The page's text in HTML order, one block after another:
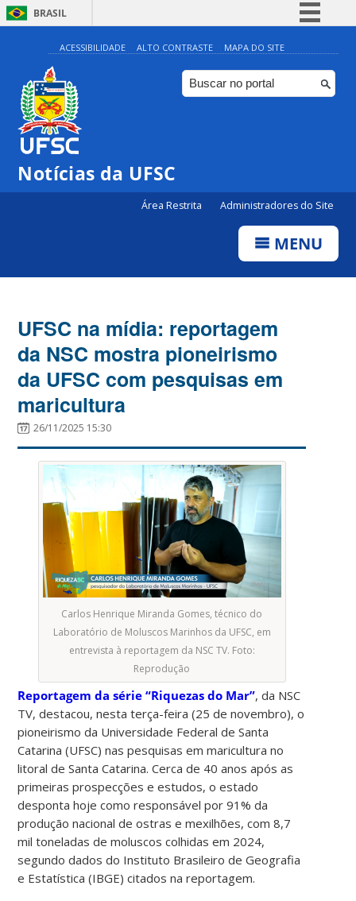
BRASIL
Simplifique!
Comunica BR
Participe
ACESSIBILIDADE ALTO CONTRASTE MAPA DO SITE
Notícias da UFSC
Área Restrita Administradores do Site
MENU
UFSC na mídia: reportagem
da NSC mostra pioneirismo
da UFSC com pesquisas em
maricultura
26/11/2025 15:30
Carlos Henrique Miranda Gomes, técnico do
Laboratório de Moluscos Marinhos da UFSC, em
entrevista à reportagem da NSC TV. Foto:
Reprodução
Reportagem da série “Riquezas do Mar”, da NSC
TV, destacou, nesta terça-feira (25 de novembro), o
pioneirismo da Universidade Federal de Santa
Catarina (UFSC) nas pesquisas em maricultura no
litoral de Santa Catarina. Cerca de 40 anos após as
primeiras prospecções e estudos, o estado
desponta hoje como responsável por 91% da
produção nacional de ostras e mexilhões, com 8,7
mil toneladas de moluscos colhidas em 2024,
segundo dados do Instituto Brasileiro de Geografia
e Estatística (IBGE) citados na reportagem.